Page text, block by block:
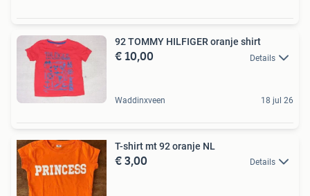
92 TOMMY HILFIGER oranje shirt
€ 10,00 Details
Waddinxveen 18 jul 26
T-shirt mt 92 oranje NL
€ 3,00 Details